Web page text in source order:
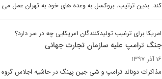
کند. بدین ترتیب، بروکسل به وعده های خود به تهران عمل
امریکا برای ترغیب تولیدکنندگان امریکایی چه در سر دارد؟
جنگ ترامپ علیه سازمان تجارت جهانی
۱۶ آذر ۱۳۹۷